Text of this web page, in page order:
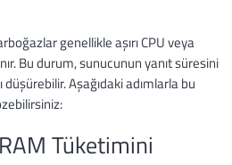
genellikle aşırı CPU veya
Bu durum, sunucunun yanıt süresini
Aşağıdaki adımlarla bu
Tüketimini